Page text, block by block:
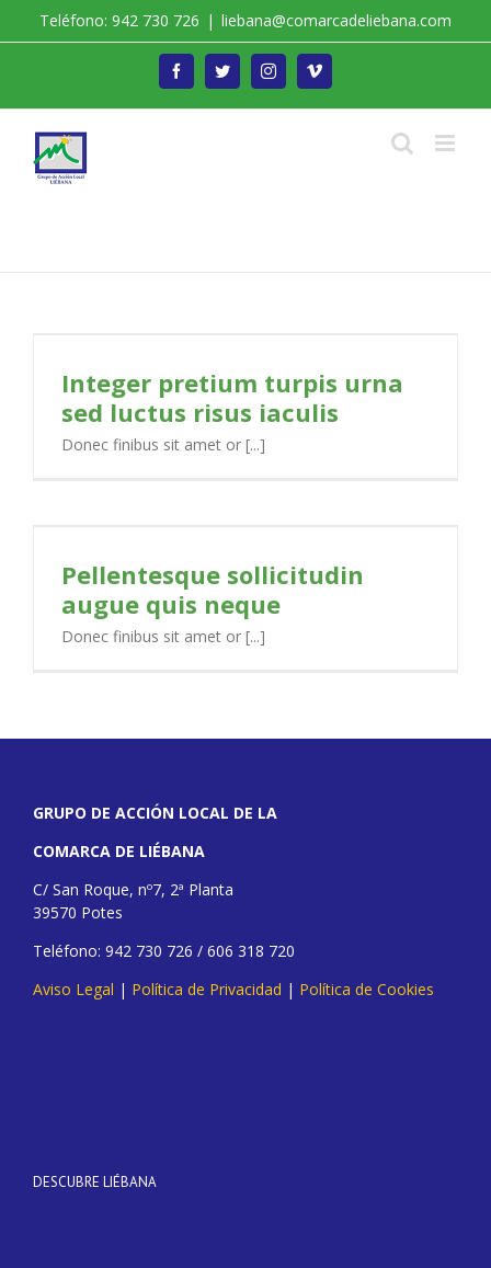
Teléfono: 942 730 726 | liebana@comarcadeliebana.com
FacebookTwitterInstagramVimeo
Integer pretium turpis urna
sed luctus risus iaculis
Donec finibus sit amet or [...]
Pellentesque sollicitudin
augue quis neque
Donec finibus sit amet or [...]
GRUPO DE ACCIÓN LOCAL DE LA
COMARCA DE LIÉBANA
C/ San Roque, nº7, 2ª Planta
39570 Potes
Teléfono: 942 730 726 / 606 318 720
Aviso Legal | Política de Privacidad | Política de Cookies
DESCUBRE LIÉBANA